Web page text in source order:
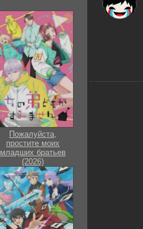
Пожалуйста,
простите моих
младших братьев
(2026)
1 сезон 1-4 серия